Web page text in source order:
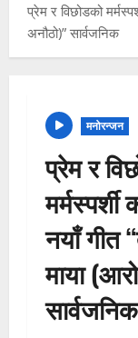
प्रेम र विछोडको
अनौठो)” सार्वजनिक
मनोरन्जन
प्रेम र
नयाँ गीत
माया
सार्वजनिक